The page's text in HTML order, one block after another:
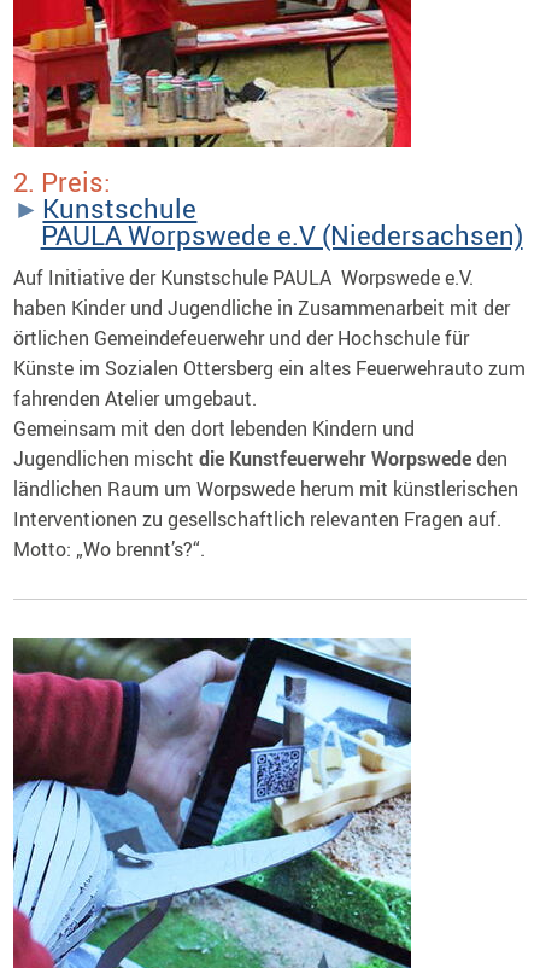
2. Preis:
Kunst­schule
PAULA Worpswede e.V (Niedersachsen)
Auf Initiative der Kunstschule PAULA Worpswede e.V.
haben Kinder und Jugendliche in Zusammenarbeit mit der
örtlichen Gemeindefeuerwehr und der Hochschule für
Künste im Sozialen Ottersberg ein altes Feuerwehrauto zum
fahrenden Atelier umgebaut.
Gemeinsam mit den dort lebenden Kindern und
Jugendlichen mischtdie Kunstfeuerwehr Worpswededen
ländlichen Raum um Worpswede herum mit künstlerischen
Interventionen zu gesellschaftlich relevanten Fragen auf.
Motto: „Wo brennt’s?“.